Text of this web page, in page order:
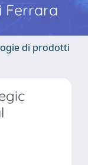
Ferrara
di prodotti